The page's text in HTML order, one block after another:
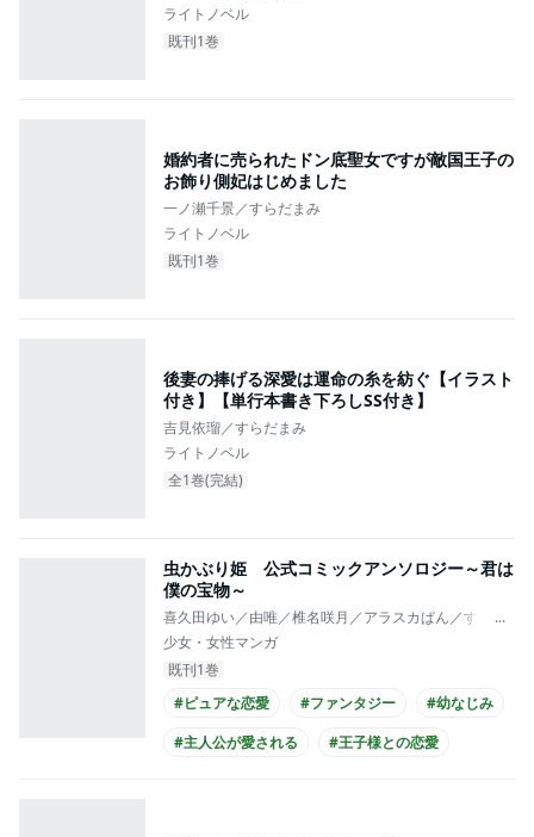
ライトノベル
既刊1巻
婚約者に売られたドン底聖女ですが敵国王子の
お飾り側妃はじめました
一ノ瀬千景／すらだまみ
ライトノベル
既刊1巻
後妻の捧げる深愛は運命の糸を紡ぐ【イラスト
付き】【単行本書き下ろしSS付き】
吉見依瑠／すらだまみ
ライトノベル
全1巻(完結)
虫かぶり姫 公式コミックアンソロジー～君は
僕の宝物～
喜久田ゆい／由唯／椎名咲月／アラスカぱん／すらだま
...
少女・女性マンガ
既刊1巻
#ピュアな恋愛
#ファンタジー
#幼なじみ
#主人公が愛される
#王子様との恋愛